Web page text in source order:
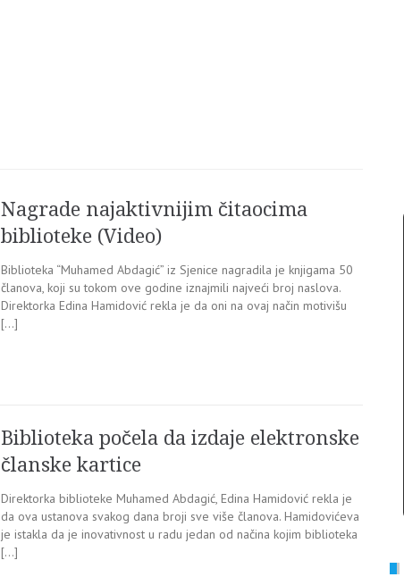
Nagrade najaktivnijim čitaocima
biblioteke (Video)
Biblioteka “Muhamed Abdagić” iz Sjenice nagradila je knjigama 50
članova, koji su tokom ove godine iznajmili najveći broj naslova.
Direktorka Edina Hamidović rekla je da oni na ovaj način motivišu
[…]
Biblioteka počela da izdaje elektronske
članske kartice
Direktorka biblioteke Muhamed Abdagić, Edina Hamidović rekla je
da ova ustanova svakog dana broji sve više članova. Hamidovićeva
je istakla da je inovativnost u radu jedan od načina kojim biblioteka
[…]